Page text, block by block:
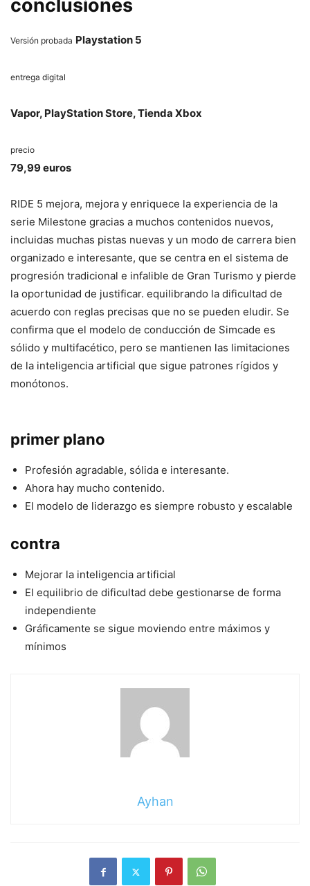
conclusiones
Versión probada Playstation 5
entrega digital
Vapor, PlayStation Store, Tienda Xbox
precio
79,99 euros
RIDE 5 mejora, mejora y enriquece la experiencia de la
serie Milestone gracias a muchos contenidos nuevos,
incluidas muchas pistas nuevas y un modo de carrera bien
organizado e interesante, que se centra en el sistema de
progresión tradicional e infalible de Gran Turismo y pierde
la oportunidad de justificar. equilibrando la dificultad de
acuerdo con reglas precisas que no se pueden eludir. Se
confirma que el modelo de conducción de Simcade es
sólido y multifacético, pero se mantienen las limitaciones
de la inteligencia artificial que sigue patrones rígidos y
monótonos.
primer plano
Profesión agradable, sólida e interesante.
Ahora hay mucho contenido.
El modelo de liderazgo es siempre robusto y escalable
contra
Mejorar la inteligencia artificial
El equilibrio de dificultad debe gestionarse de forma
independiente
Gráficamente se sigue moviendo entre máximos y
mínimos
Ayhan